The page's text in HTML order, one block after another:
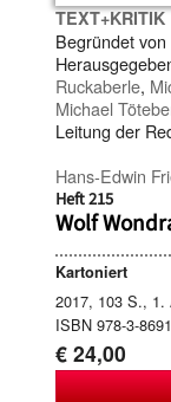
TEXT+KRITIK
Begründet von
Ruckaberle,
Michael
Leitung der
Hans-Edwin
Heft 215
Wolf
Kartoniert
2017, 103 S., 1.
ISBN 978-3-
€ 24,00